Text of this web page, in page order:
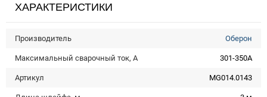
ХАРАКТЕРИСТИКИ
Производитель Оберон
Максимальный сварочный ток, А 301-350А
Артикул MG014.0143